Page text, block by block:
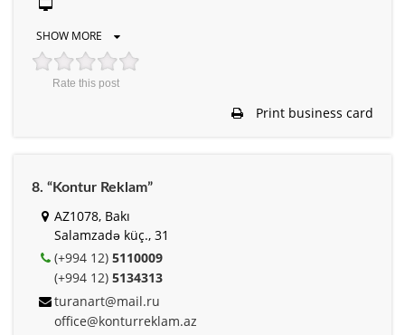
SHOW MORE
Rate this post
Print business card
8. “Kontur Reklam”
AZ1078, Bakı
Salamzadə küç., 31
(+994 12) 5110009
(+994 12) 5134313
turanart@mail.ru
office@konturreklam.az